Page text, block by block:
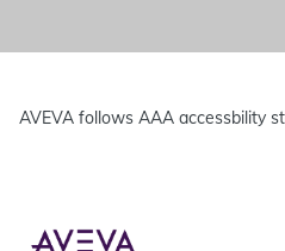
AVEVA follows AAA accessbility